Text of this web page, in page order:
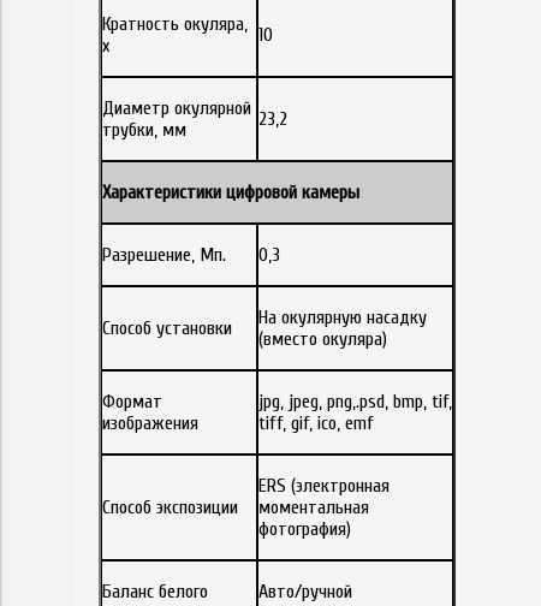
Кратность окуляра,
х
10
Диаметр окулярной
трубки, мм
23,2
Характеристики цифровой камеры
Разрешение, Мп. 0,3
Способ установки
На окулярную насадку
(вместо окуляра)
Формат
изображения
jpg, jpeg, png,.psd, bmp, tif,
tiff, gif, ico, emf
Способ экспозиции
ERS (электронная
моментальная
фотография)
Баланс белого Авто/ручной